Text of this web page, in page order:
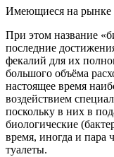
Имеющиеся на рынке
При этом название
последние
фекалий для их
большого объёма
настоящее время
воздействием
поскольку в них в
биологические
время, иногда и пара
туалеты.